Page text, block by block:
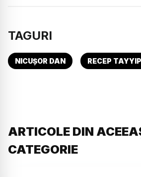
TAGURI
NICUȘOR DAN RECEP
ARTICOLE DIN
CATEGORIE